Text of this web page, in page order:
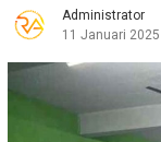
Administrator
11 Januari 2025